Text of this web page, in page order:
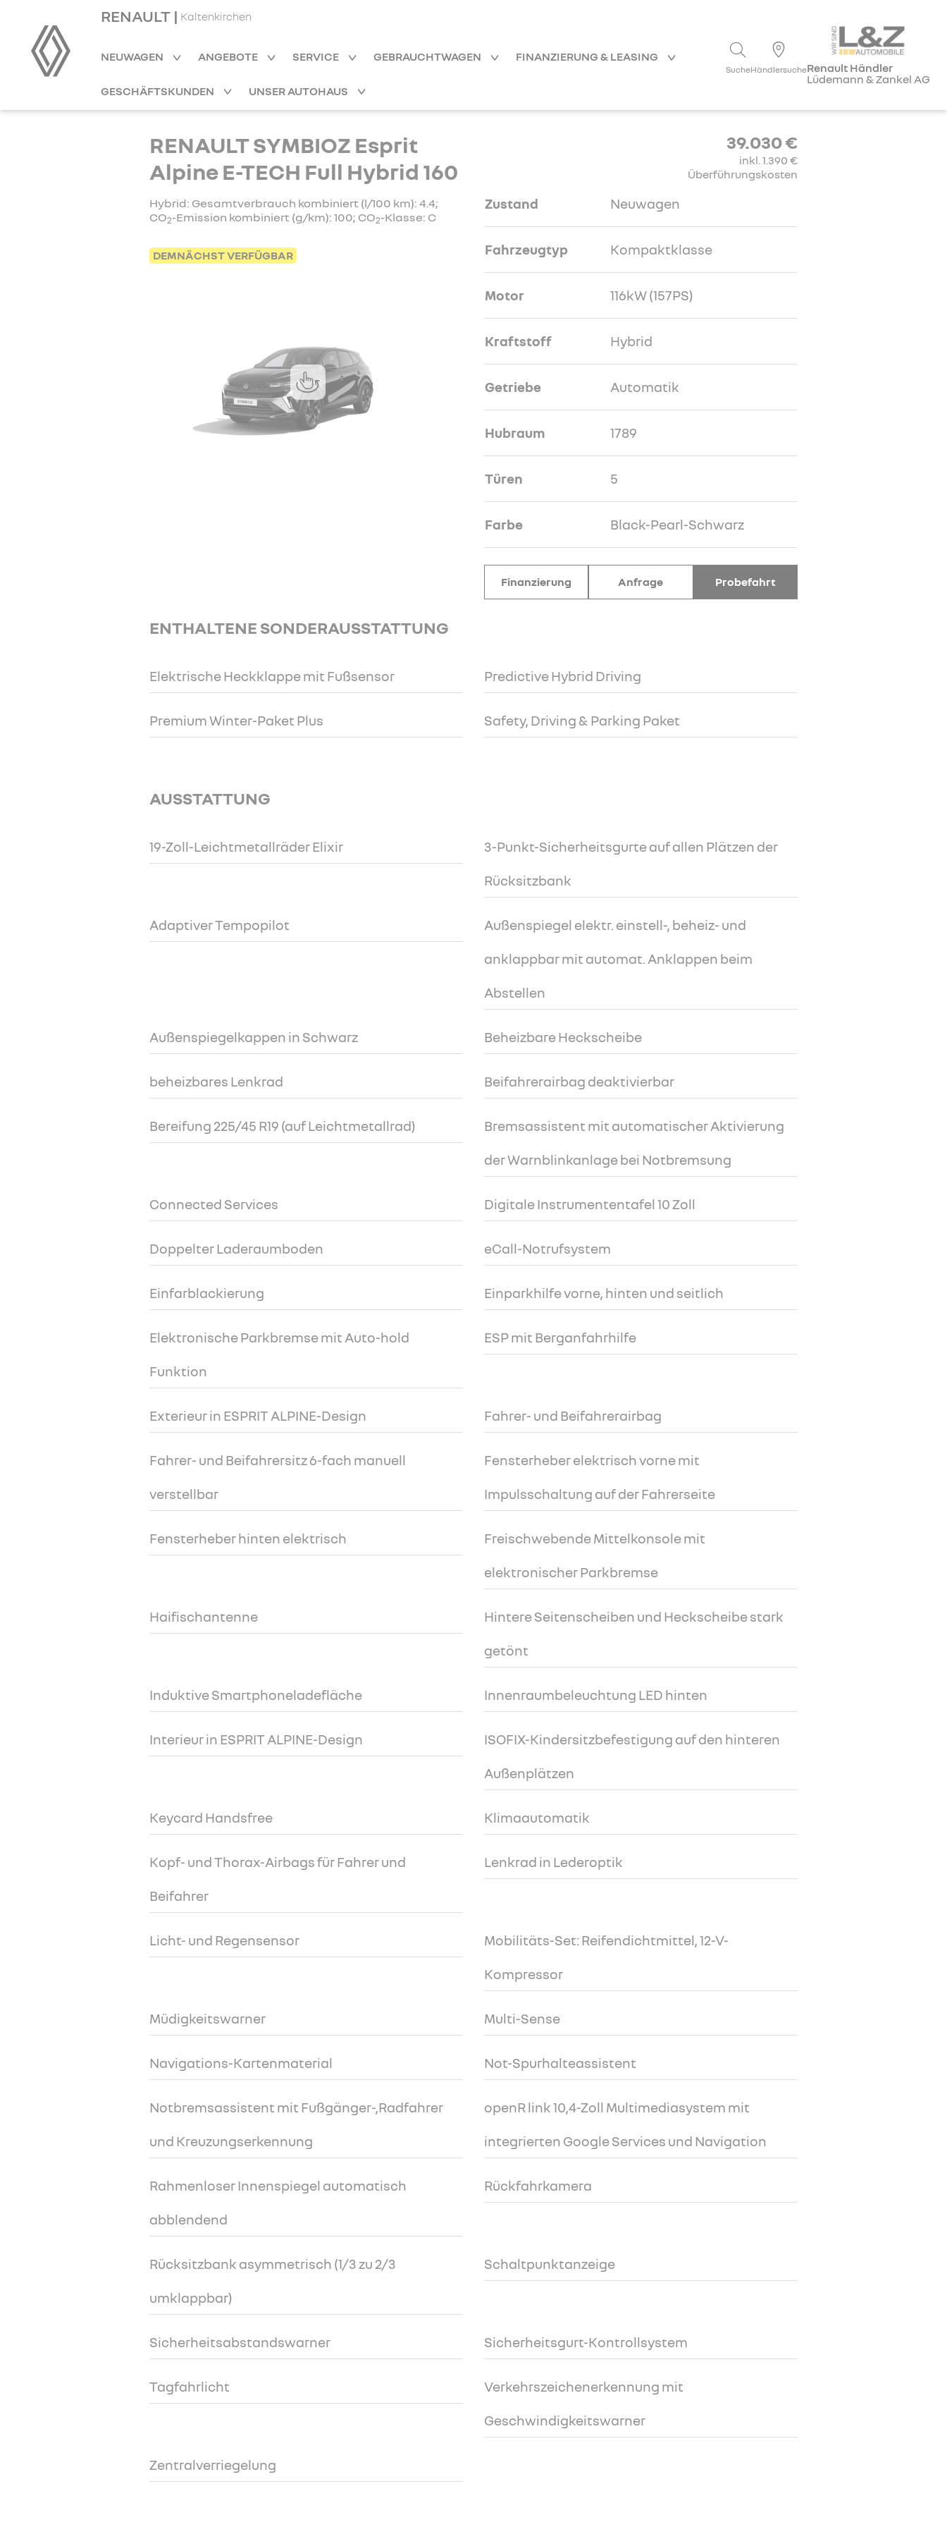
RENAULT | Kaltenkirchen
NEUWAGEN ANGEBOTE SERVICE GEBRAUCHTWAGEN FINANZIERUNG & LEASING
GESCHÄFTSKUNDEN UNSER AUTOHAUS
SucheHändlersucheRenault Händler
Lüdemann & Zankel AG
RENAULT SYMBIOZ Esprit
Alpine E-TECH Full Hybrid 160
Hybrid: Gesamtverbrauch kombiniert (l/100 km): 4.4;
CO2-Emission kombiniert (g/km): 100; CO2-Klasse: C
DEMNÄCHST VERFÜGBAR
39.030 €
inkl. 1.390 €
Überführungskosten
Zustand Neuwagen
Fahrzeugtyp Kompaktklasse
Motor 116kW (157PS)
Kraftstoff Hybrid
Getriebe Automatik
Hubraum 1789
Türen 5
Farbe Black-Pearl-Schwarz
Finanzierung Anfrage Probefahrt
ENTHALTENE SONDERAUSSTATTUNG
Elektrische Heckklappe mit Fußsensor Predictive Hybrid Driving
Premium Winter-Paket Plus Safety, Driving & Parking Paket
AUSSTATTUNG
19-Zoll-Leichtmetallräder Elixir 3-Punkt-Sicherheitsgurte auf allen Plätzen der
Rücksitzbank
Adaptiver Tempopilot Außenspiegel elektr. einstell-, beheiz- und
anklappbar mit automat. Anklappen beim
Abstellen
Außenspiegelkappen in Schwarz Beheizbare Heckscheibe
beheizbares Lenkrad Beifahrerairbag deaktivierbar
Bereifung 225/45 R19 (auf Leichtmetallrad) Bremsassistent mit automatischer Aktivierung
der Warnblinkanlage bei Notbremsung
Connected Services Digitale Instrumententafel 10 Zoll
Doppelter Laderaumboden eCall-Notrufsystem
Einfarblackierung Einparkhilfe vorne, hinten und seitlich
Elektronische Parkbremse mit Auto-hold
Funktion
ESP mit Berganfahrhilfe
Exterieur in ESPRIT ALPINE-Design Fahrer- und Beifahrerairbag
Fahrer- und Beifahrersitz 6-fach manuell
verstellbar
Fensterheber elektrisch vorne mit
Impulsschaltung auf der Fahrerseite
Fensterheber hinten elektrisch Freischwebende Mittelkonsole mit
elektronischer Parkbremse
Haifischantenne Hintere Seitenscheiben und Heckscheibe stark
getönt
Induktive Smartphoneladefläche Innenraumbeleuchtung LED hinten
Interieur in ESPRIT ALPINE-Design ISOFIX-Kindersitzbefestigung auf den hinteren
Außenplätzen
Keycard Handsfree Klimaautomatik
Kopf- und Thorax-Airbags für Fahrer und
Beifahrer
Lenkrad in Lederoptik
Licht- und Regensensor Mobilitäts-Set: Reifendichtmittel, 12-V-
Kompressor
Müdigkeitswarner Multi-Sense
Navigations-Kartenmaterial Not-Spurhalteassistent
Notbremsassistent mit Fußgänger-,Radfahrer
und Kreuzungserkennung
openR link 10,4-Zoll Multimediasystem mit
integrierten Google Services und Navigation
Rahmenloser Innenspiegel automatisch
abblendend
Rückfahrkamera
Rücksitzbank asymmetrisch (1/3 zu 2/3
umklappbar)
Schaltpunktanzeige
Sicherheitsabstandswarner Sicherheitsgurt-Kontrollsystem
Tagfahrlicht Verkehrszeichenerkennung mit
Geschwindigkeitswarner
Zentralverriegelung